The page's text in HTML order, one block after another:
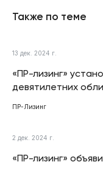
Также по теме
13 дек. 2024 г.
«ПР-лизинг»
девятилетних
ПР-Лизинг
2 дек. 2024 г.
«ПР-лизинг»